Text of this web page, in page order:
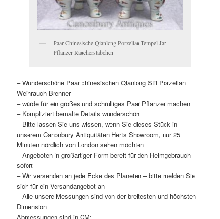
Paar Chinesische Qianlong Porzellan Tempel Jar
Pflanzer Räucherstäbchen
– Wunderschöne Paar chinesischen Qianlong Stil Porzellan
Weihrauch Brenner
– würde für ein großes und schrulliges Paar Pflanzer machen
– Kompliziert bemalte Details wunderschön
– Bitte lassen Sie uns wissen, wenn Sie dieses Stück in
unserem Canonbury Antiquitäten Herts Showroom, nur 25
Minuten nördlich von London sehen möchten
– Angeboten in großartiger Form bereit für den Heimgebrauch
sofort
– Wir versenden an jede Ecke des Planeten – bitte melden Sie
sich für ein Versandangebot an
– Alle unsere Messungen sind von der breitesten und höchsten
Dimension
Abmessungen sind in CM: